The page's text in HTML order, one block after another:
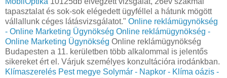
tapasztalat és sok-sok elégedett ügyféllel a hátunk mögött
vállallunk céges látásvizsgálatot." Online reklámügynökség
- Online Marketing Ügynökség Online reklámügynökség -
Online Marketing Ügynökség Online reklámügynökség
Budapesten a 11. kerületben több alkalommal is jelentős
sikereket ért el. Várjuk személyes konzultációra irodánkban.
Klímaszerelés Pest megye Solymár - Napkor - Klíma oázis -